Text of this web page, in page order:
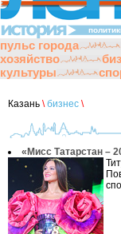
пульс города
хозяйство
культуры
Казань \ бизнес \
«Мисс Татарстан –